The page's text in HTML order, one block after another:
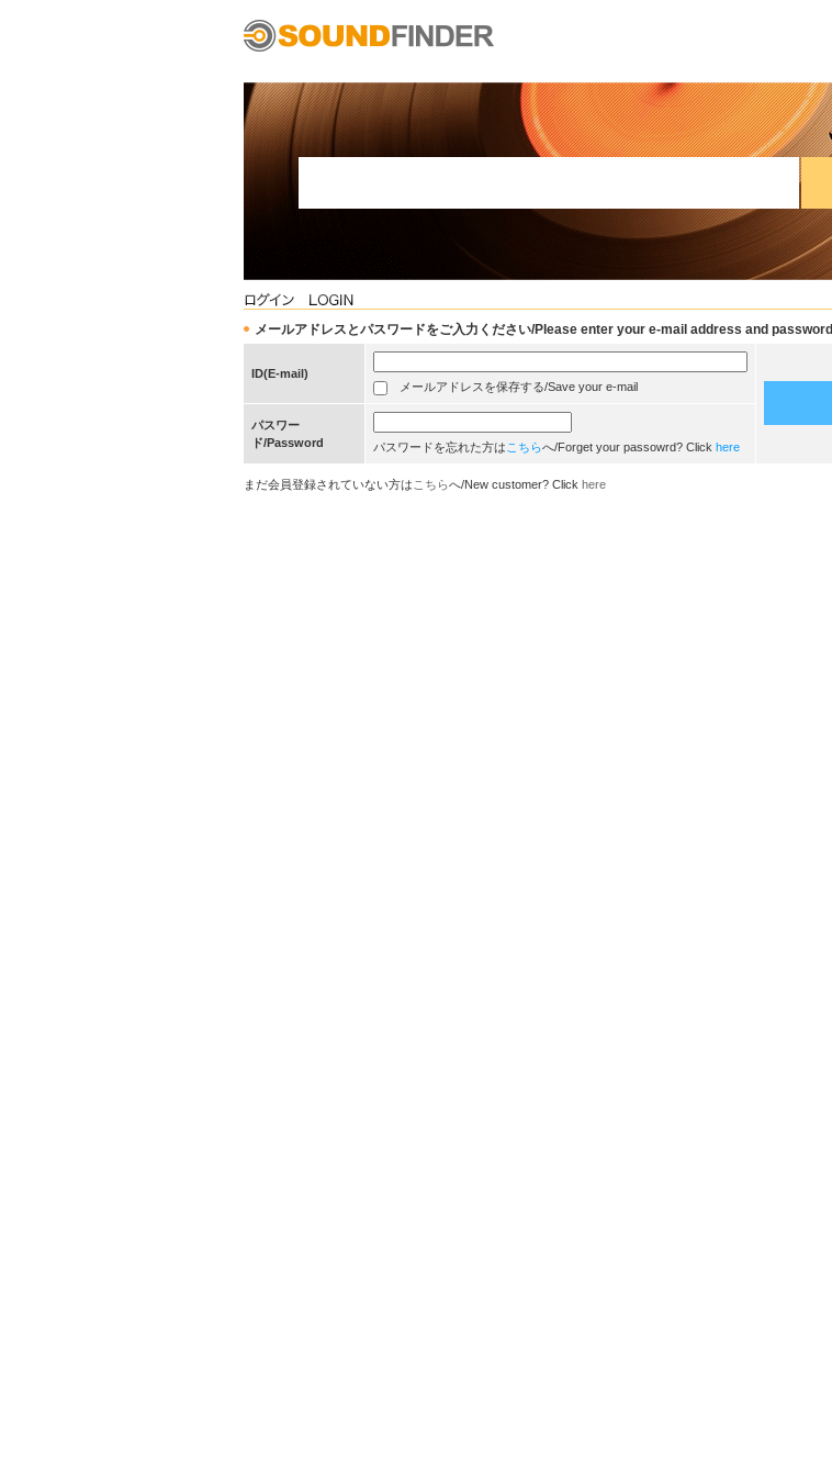
メールアドレスとパスワードをご入力ください/Please enter your e-mail address and password
ID(E-mail)
メールアドレスを保存する/Save your e-mail
パスワー
ド/Password
パスワードを忘れた方は こちらへ/Forget your passowrd? Click here
まだ会員登録されていない方は こちらへ/New customer? Click here